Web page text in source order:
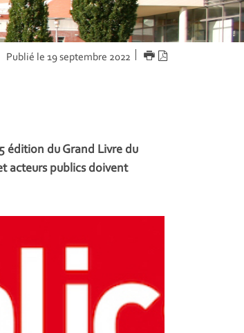
Publié le 19 septembre 2022 IMPRIMER
édition du Grand Livre du
acteurs publics doivent